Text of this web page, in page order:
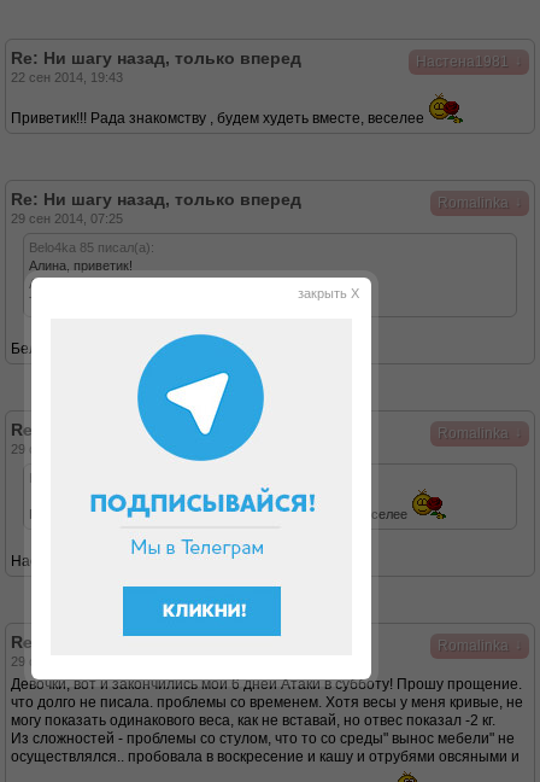
Настена1981
Re: Ни шагу назад, только вперед
22 сен 2014, 19:43
Приветик!!! Рада знакомству , будем худеть вместе, веселее
Romalinka
Re: Ни шагу назад, только вперед
29 сен 2014, 07:25
Belo4ka 85 писал(а):
Алина, приветик!
А с какой радости ты надумала отступать?
Только вперед и мечта твоя свершится)))
Белочка, спасибо за поддержку!
Romalinka
Re: Ни шагу назад, только вперед
29 сен 2014, 07:26
Настена1981 писал(а):
Приветик!!! Рада знакомству , будем худеть вместе, веселее
Настена, привет! Давай, я рада!
Romalinka
Re: Ни шагу назад, только вперед
29 сен 2014, 07:38
Девочки, вот и закончились мои 6 дней Атаки в субботу! Прошу прощение.
что долго не писала. проблемы со временем. Хотя весы у меня кривые, не
могу показать одинакового веса, как не вставай, но отвес показал -2 кг.
Из сложностей - проблемы со стулом, что то со среды" вынос мебели" не
осуществлялся.. пробовала в воскресение и кашу и отрубями овсяными и
закрыть X